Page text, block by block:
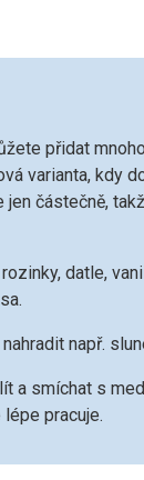
přidat
varianta, kdy
jen částečně,
datle,
např.
a smíchat s
pracuje.